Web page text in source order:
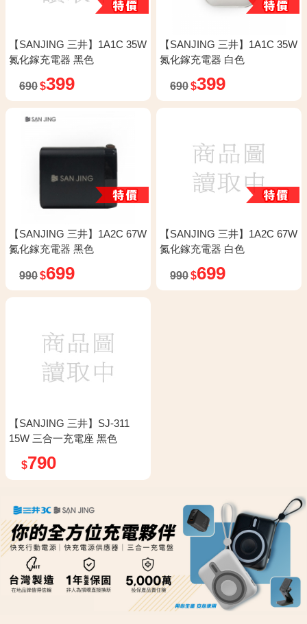
【SANJING 三井】1A1C 35W
氮化鎵充電器 黑色
690$399
【SANJING 三井】1A1C 35W
氮化鎵充電器 白色
690$399
【SANJING 三井】1A2C 67W
氮化鎵充電器 黑色
990$699
【SANJING 三井】1A2C 67W
氮化鎵充電器 白色
990$699
【SANJING 三井】SJ-311
15W 三合一充電座 黑色
$790